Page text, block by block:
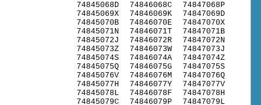
74845068D
74845069X
74845070B
74845071N
74845072J
74845073Z
74845074S
74845075Q
74845076V
74845077H
74845078L
74845079C
74846068C
74846069K
74846070E
74846071T
74846072R
74846073W
74846074A
74846075G
74846076M
74846077Y
74846078F
74846079P
74847068P
74847069D
74847070X
74847071B
74847072N
74847073J
74847074Z
74847075S
74847076Q
74847077V
74847078H
74847079L